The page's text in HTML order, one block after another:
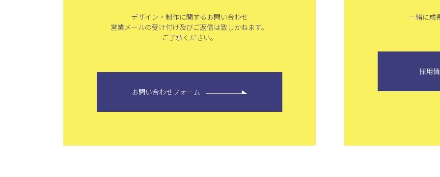
デザイン・制作に関するお問い合わせ
営業メールの受け付け及びご返信は致しかねます。
ご了承ください。
お問い合わせフォーム
一緒に成
採用